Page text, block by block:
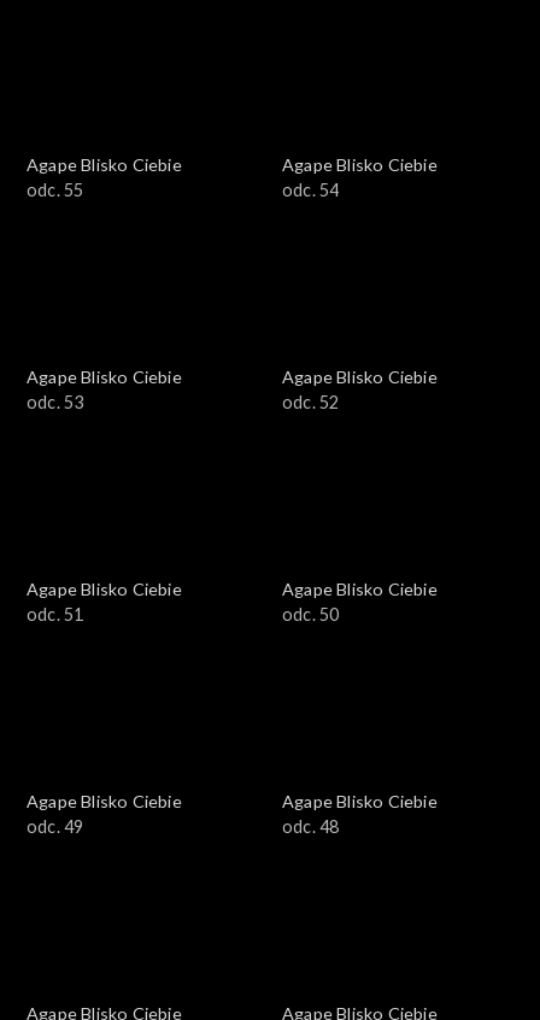
Agape Blisko Ciebie
odc. 55
Agape Blisko Ciebie
odc. 54
Agape Blisko Ciebie
odc. 53
Agape Blisko Ciebie
odc. 52
Agape Blisko Ciebie
odc. 51
Agape Blisko Ciebie
odc. 50
Agape Blisko Ciebie
odc. 49
Agape Blisko Ciebie
odc. 48
Agape Blisko Ciebie
Agape Blisko Ciebie